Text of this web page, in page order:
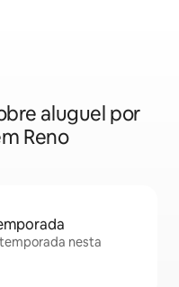
aluguel por
Reno
nesta